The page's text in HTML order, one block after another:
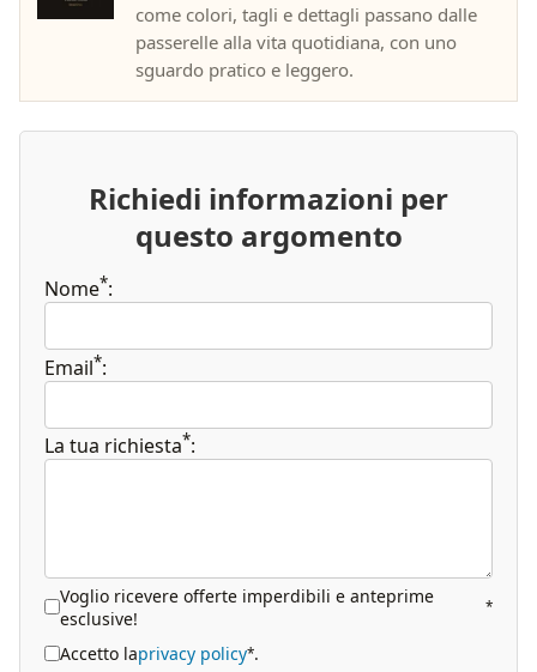
come colori, tagli e dettagli passano dalle
passerelle alla vita quotidiana, con uno
sguardo pratico e leggero.
Richiedi informazioni per
questo argomento
Nome*:
Email*:
La tua richiesta*:
Voglio ricevere offerte imperdibili e anteprime
esclusive!
*
Accetto laprivacy policy*.